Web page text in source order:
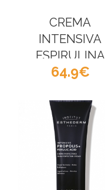
CREMA
INTENSIVA
ESPIRULINA
ESTHEDERM
64.9